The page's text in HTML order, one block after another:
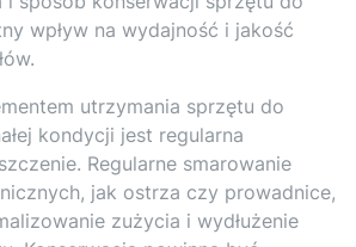
wpływ na wydajność i jakość
utrzymania sprzętu do
kondycji jest regularna
Regularne smarowanie
jak ostrza czy prowadnice,
zużycia i wydłużenie